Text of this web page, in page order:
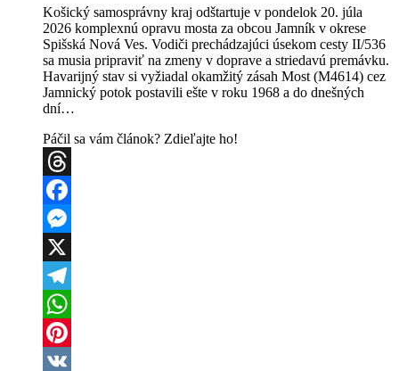
Košický samosprávny kraj odštartuje v pondelok 20. júla
2026 komplexnú opravu mosta za obcou Jamník v okrese
Spišská Nová Ves. Vodiči prechádzajúci úsekom cesty II/536
sa musia pripraviť na zmeny v doprave a striedavú premávku.
Havarijný stav si vyžiadal okamžitý zásah Most (M4614) cez
Jamnický potok postavili ešte v roku 1968 a do dnešných
dní…
Páčil sa vám článok? Zdieľajte ho!
Threads
Facebook
Messenger
X
Telegram
WhatsApp
Pinterest